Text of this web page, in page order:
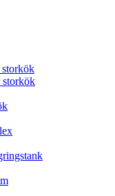
storkök